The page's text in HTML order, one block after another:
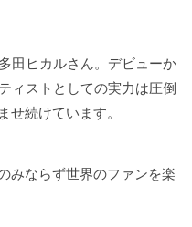
田ヒカルさん。デビューか
ィストとしての実力は圧倒
せ続けています。
みならず世界のファンを楽